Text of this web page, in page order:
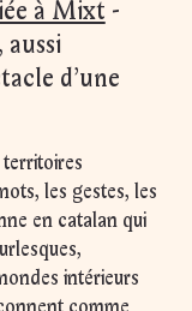
à Mixt -
aussi
d’une
territoires
les gestes, les
en catalan qui
intérieurs